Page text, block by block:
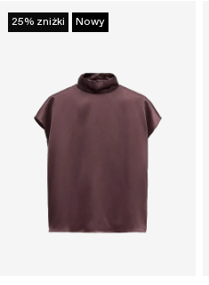
25% zniżki Nowy